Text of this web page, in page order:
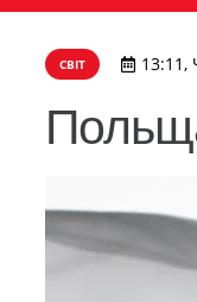
СВІТ 13:11,